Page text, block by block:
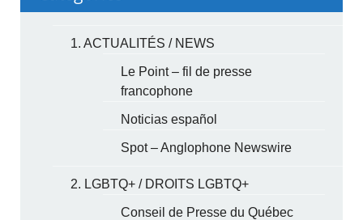
1. ACTUALITÉS / NEWS
Le Point – fil de presse
francophone
Noticias español
Spot – Anglophone Newswire
2. LGBTQ+ / DROITS LGBTQ+
Conseil de Presse du Québec